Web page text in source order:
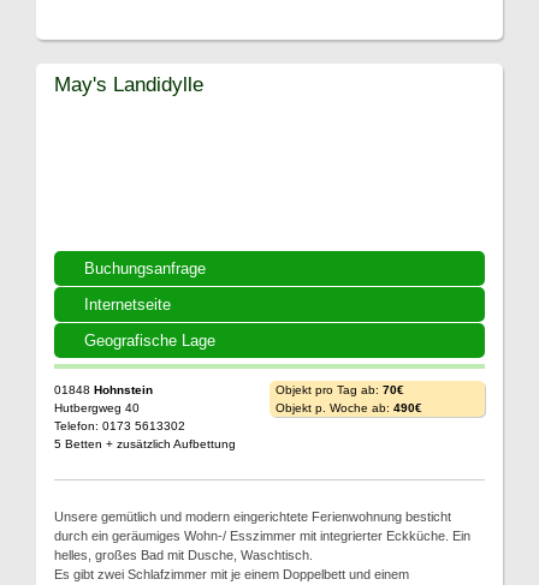
Buchungsanfrage
Internetseite
Geografische Lage
May's Landidylle
01848 Hohnstein
Hutbergweg 40
Telefon: 0173 5613302
5 Betten + zusätzlich Aufbettung
Objekt pro Tag ab: 70€
Objekt p. Woche ab: 490€
Unsere gemütlich und modern eingerichtete Ferienwohnung besticht
durch ein geräumiges Wohn-/ Esszimmer mit integrierter Eckküche. Ein
helles, großes Bad mit Dusche, Waschtisch.
Es gibt zwei Schlafzimmer mit je einem Doppelbett und einem